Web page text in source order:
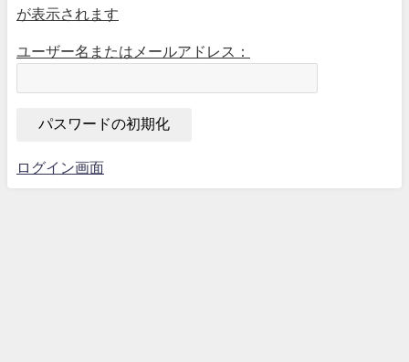
が表示されます
ユーザー名またはメールアドレス：
ログイン画面